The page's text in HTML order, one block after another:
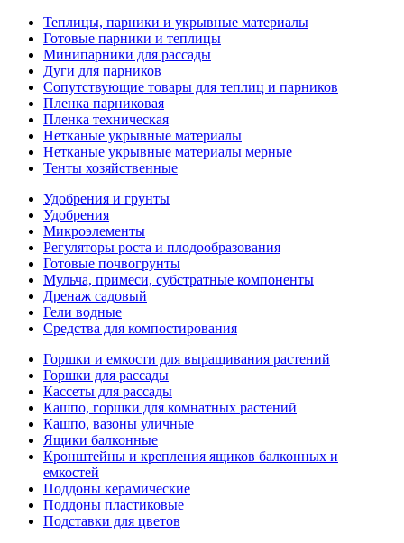
Теплицы, парники и укрывные материалы
Готовые парники и теплицы
Минипарники для рассады
Дуги для парников
Сопутствующие товары для теплиц и парников
Пленка парниковая
Пленка техническая
Нетканые укрывные материалы
Нетканые укрывные материалы мерные
Тенты хозяйственные
Удобрения и грунты
Удобрения
Микроэлементы
Регуляторы роста и плодообразования
Готовые почвогрунты
Мульча, примеси, субстратные компоненты
Дренаж садовый
Гели водные
Средства для компостирования
Горшки и емкости для выращивания растений
Горшки для рассады
Кассеты для рассады
Кашпо, горшки для комнатных растений
Кашпо, вазоны уличные
Ящики балконные
Кронштейны и крепления ящиков балконных и
емкостей
Поддоны керамические
Поддоны пластиковые
Подставки для цветов